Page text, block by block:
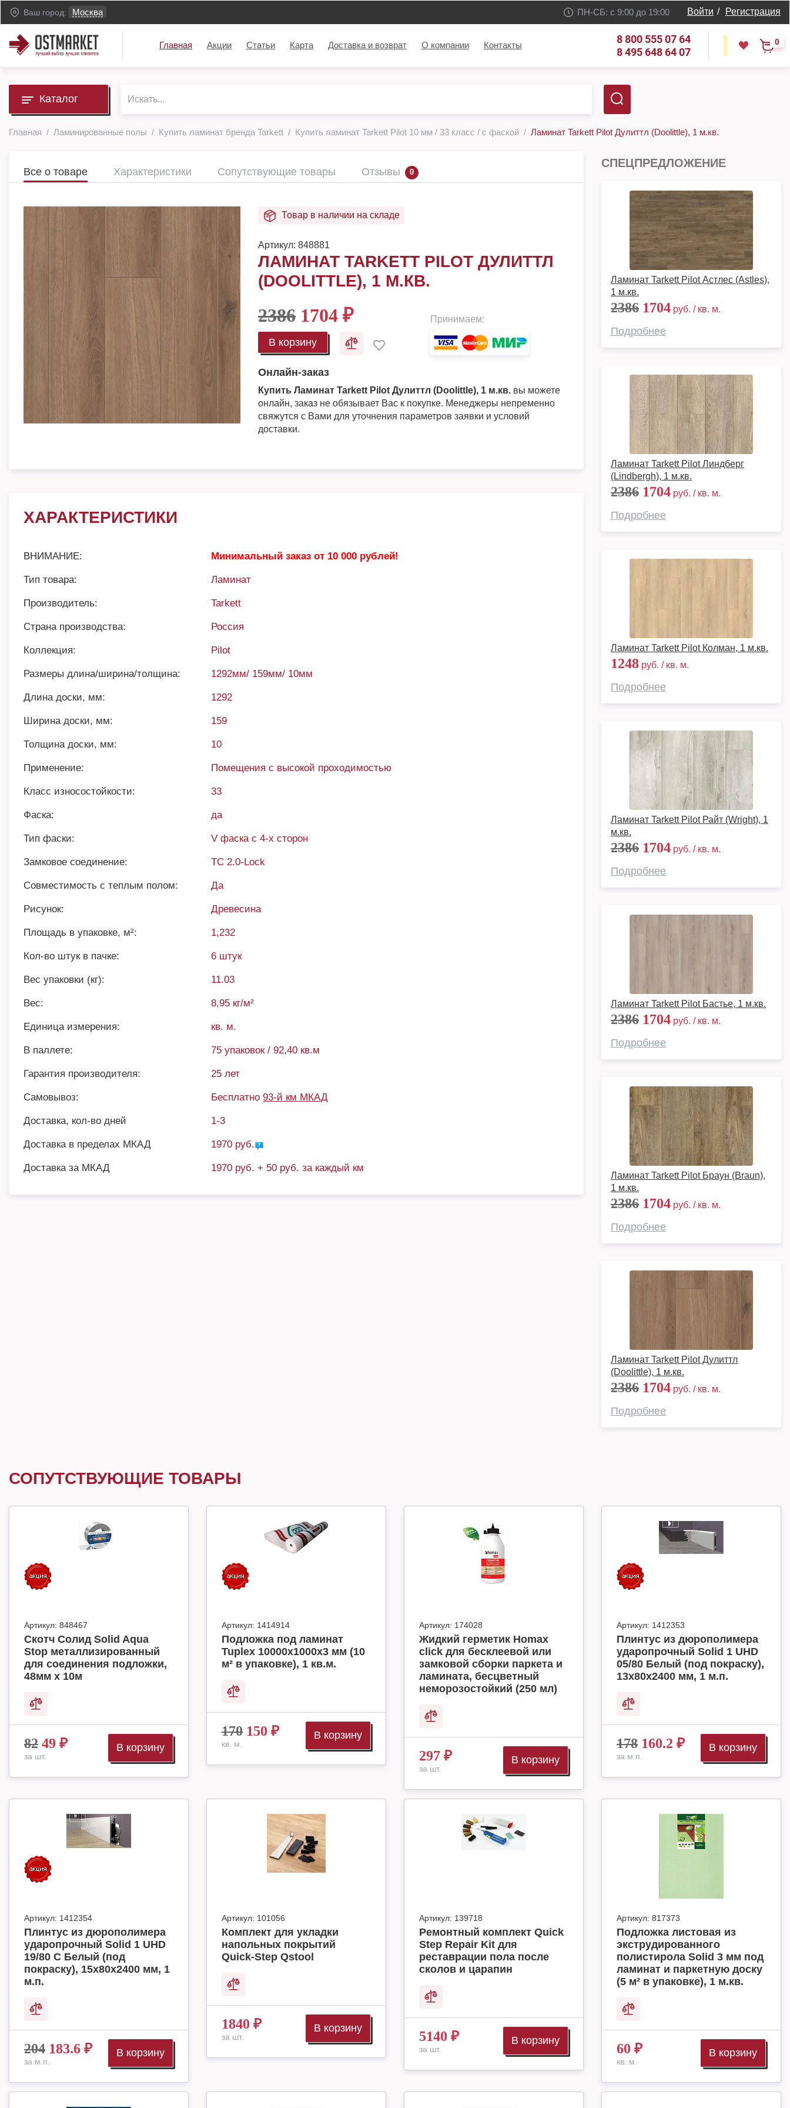
Ваш город: Москва ПН-СБ: с 9:00 до 19:00 Войти / Регистрация
Главная Акции Статьи Карта Доставка и возврат О компании Контакты
8 800 555 07 64
8 495 648 64 07
0
Каталог
Главная Ламинированные полы Купить ламинат бренда Tarkett Купить ламинат Tarkett Pilot 10 мм / 33 класс / с фаской Ламинат Tarkett Pilot Дулиттл (Doolittle), 1 м.кв.
Все о товаре Характеристики Сопутствующие товары Отзывы 0
Товар в наличии на складе
Артикул:848881
ЛАМИНАТ TARKETT PILOT ДУЛИТТЛ
(DOOLITTLE), 1 М.КВ.
2386 1704 ₽
В корзину
Принимаем:
Онлайн-заказ
Купить Ламинат Tarkett Pilot Дулиттл (Doolittle), 1 м.кв. вы можете
онлайн, заказ не обязывает Вас к покупке. Менеджеры непременно
свяжутся с Вами для уточнения параметров заявки и условий
доставки.
ХАРАКТЕРИСТИКИ
ВНИМАНИЕ: Минимальный заказ от 10 000 рублей!
Тип товара: Ламинат
Производитель: Tarkett
Страна производства: Россия
Коллекция: Pilot
Размеры длина/ширина/толщина: 1292мм/ 159мм/ 10мм
Длина доски, мм: 1292
Ширина доски, мм: 159
Толщина доски, мм: 10
Применение: Помещения с высокой проходимостью
Класс износостойкости: 33
Фаска: да
Тип фаски: V фаска с 4-х сторон
Замковое соединение: TC 2.0-Lock
Совместимость с теплым полом: Да
Рисунок: Древесина
Площадь в упаковке, м²: 1,232
Кол-во штук в пачке: 6 штук
Вес упаковки (кг): 11.03
Вес: 8,95 кг/м²
Единица измерения: кв. м.
В паллете: 75 упаковок / 92,40 кв.м
Гарантия производителя: 25 лет
Самовывоз: Бесплатно93-й км МКАД
Доставка, кол-во дней 1-3
Доставка в пределах МКАД 1970 руб.
Доставка за МКАД 1970 руб. + 50 руб. за каждый км
СПЕЦПРЕДЛОЖЕНИЕ
Ламинат Tarkett Pilot Астлес (Astles),
1 м.кв.
2386 1704 руб. / кв. м.
Подробнее
Ламинат Tarkett Pilot Линдберг
(Lindbergh), 1 м.кв.
2386 1704 руб. / кв. м.
Подробнее
Ламинат Tarkett Pilot Колман, 1 м.кв.
1248 руб. / кв. м.
Подробнее
Ламинат Tarkett Pilot Райт (Wright), 1
м.кв.
2386 1704 руб. / кв. м.
Подробнее
Ламинат Tarkett Pilot Бастье, 1 м.кв.
2386 1704 руб. / кв. м.
Подробнее
Ламинат Tarkett Pilot Браун (Braun),
1 м.кв.
2386 1704 руб. / кв. м.
Подробнее
Ламинат Tarkett Pilot Дулиттл
(Doolittle), 1 м.кв.
2386 1704 руб. / кв. м.
Подробнее
СОПУТСТВУЮЩИЕ ТОВАРЫ
Артикул: 848467
Скотч Солид Solid Aqua
Stop металлизированный
для соединения подложки,
48мм х 10м
82 49 ₽
за шт.
В корзину
Артикул: 1414914
Подложка под ламинат
Tuplex 10000x1000x3 мм (10
м² в упаковке), 1 кв.м.
170 150 ₽
кв. м.
В корзину
Артикул: 174028
Жидкий герметик Homax
click для бесклеевой или
замковой сборки паркета и
ламината, бесцветный
неморозостойкий (250 мл)
297 ₽
за шт.
В корзину
Артикул: 1412353
Плинтус из дюрополимера
ударопрочный Solid 1 UHD
05/80 Белый (под покраску),
13х80х2400 мм, 1 м.п.
178 160.2 ₽
за м.п.
В корзину
Артикул: 1412354
Плинтус из дюрополимера
ударопрочный Solid 1 UHD
19/80 C Белый (под
покраску), 15х80х2400 мм, 1
м.п.
204 183.6 ₽
за м.п.
В корзину
Артикул: 101056
Комплект для укладки
напольных покрытий
Quick-Step Qstool
1840 ₽
за шт.
В корзину
Артикул: 139718
Ремонтный комплект Quick
Step Repair Kit для
реставрации пола после
сколов и царапин
5140 ₽
за шт.
В корзину
Артикул: 817373
Подложка листовая из
экструдированного
полистирола Solid 3 мм под
ламинат и паркетную доску
(5 м² в упаковке), 1 м.кв.
60 ₽
кв. м.
В корзину